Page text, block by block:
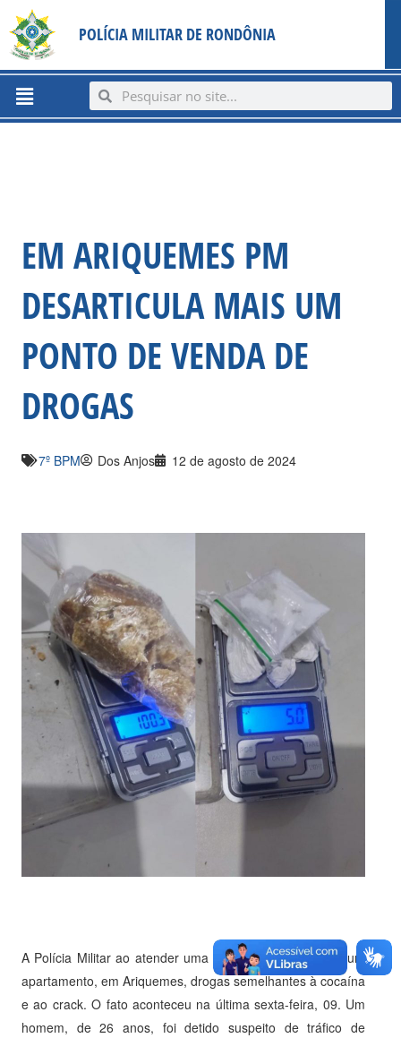
content
para
conteúdo
POLÍCIA MILITAR DE RONDÔNIA
Menu SearchSearch
EM ARIQUEMES PM
DESARTICULA MAIS UM
PONTO DE VENDA DE
DROGAS
7º BPM Dos Anjos 12 de agosto de 2024
A Polícia Militar ao atender uma denúncia localizou em um
apartamento, em Ariquemes, drogas semelhantes à cocaína
e ao crack. O fato aconteceu na última sexta-feira, 09. Um
homem, de 26 anos, foi detido suspeito de tráfico de